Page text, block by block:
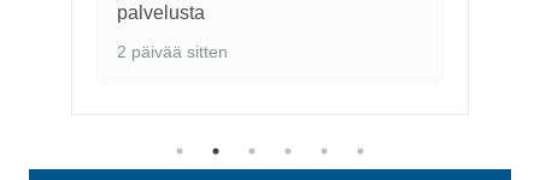
1 viikko sitten